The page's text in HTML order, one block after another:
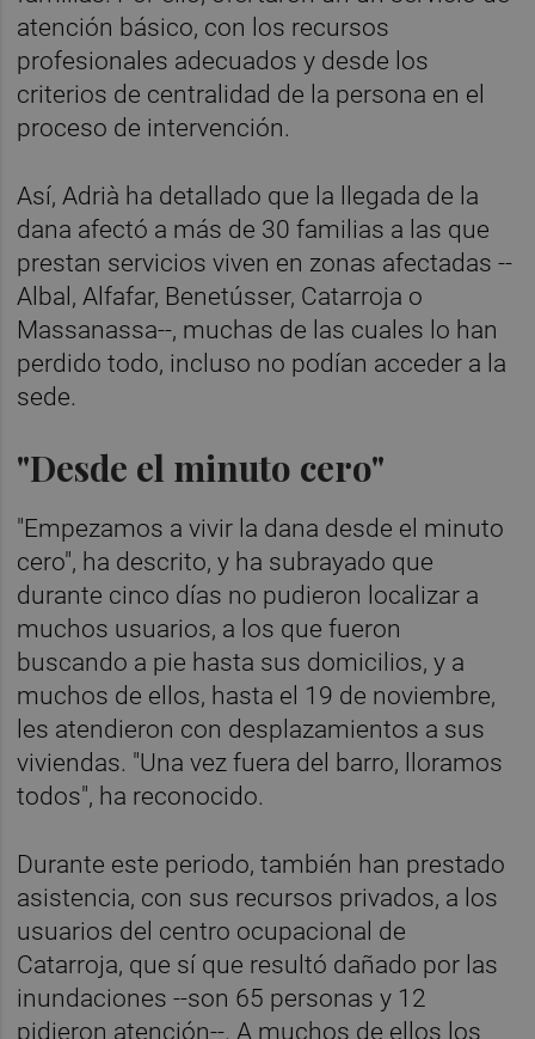
atención básico, con los recursos
profesionales adecuados y desde los
criterios de centralidad de la persona en el
proceso de intervención.
Así, Adrià ha detallado que la llegada de la
dana afectó a más de 30 familias a las que
prestan servicios viven en zonas afectadas --
Albal, Alfafar, Benetússer, Catarroja o
Massanassa--, muchas de las cuales lo han
perdido todo, incluso no podían acceder a la
sede.
"Desde el minuto cero"
"Empezamos a vivir la dana desde el minuto
cero", ha descrito, y ha subrayado que
durante cinco días no pudieron localizar a
muchos usuarios, a los que fueron
buscando a pie hasta sus domicilios, y a
muchos de ellos, hasta el 19 de noviembre,
les atendieron con desplazamientos a sus
viviendas. "Una vez fuera del barro, lloramos
todos", ha reconocido.
Durante este periodo, también han prestado
asistencia, con sus recursos privados, a los
usuarios del centro ocupacional de
Catarroja, que sí que resultó dañado por las
inundaciones --son 65 personas y 12
pidieron atención--. A muchos de ellos los